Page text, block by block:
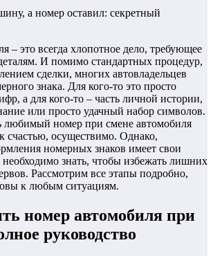
– это всегда хлопотное дело, требующее
И помимо стандартных процедур,
сделки, многих автовладельцев
знака. Для кого-то это просто
а для кого-то – часть личной истории,
или просто удачный набор символов.
любимый номер при смене автомобиля
счастью, осуществимо. Однако,
номерных знаков имеет свои
знать, чтобы избежать лишних
Рассмотрим все этапы подробно,
к любым ситуациям.
номер автомобиля при
руководство